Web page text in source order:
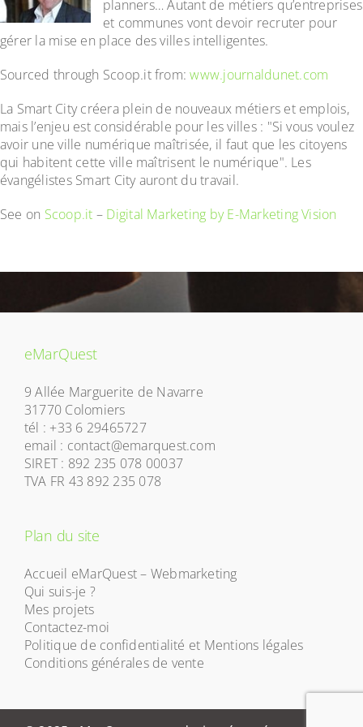
planners… Autant de métiers qu’entreprises
et communes vont devoir recruter pour
gérer la mise en place des villes intelligentes.
Sourced through Scoop.it from:www.journaldunet.com
La Smart City créera plein de nouveaux métiers et emplois,
mais l’enjeu est considérable pour les villes : "Si vous voulez
avoir une ville numérique maîtrisée, il faut que les citoyens
qui habitent cette ville maîtrisent le numérique". Les
évangélistes Smart City auront du travail.
See on Scoop.it – Digital Marketing by E-Marketing Vision
eMarQuest
9 Allée Marguerite de Navarre
31770 Colomiers
tél : +33 6 29465727
email : contact@emarquest.com
SIRET : 892 235 078 00037
TVA FR 43 892 235 078
Plan du site
Accueil eMarQuest – Webmarketing
Qui suis-je ?
Mes projets
Contactez-moi
Politique de confidentialité et Mentions légales
Conditions générales de vente